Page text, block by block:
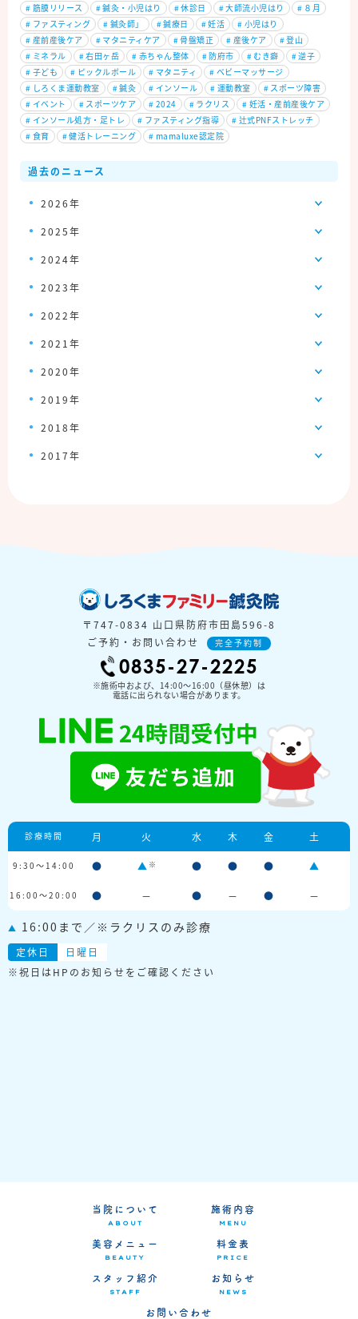
# 筋膜リリース #鍼灸・小児はり #休診日 #大師流小児はり # ８月
# ファスティング # 鍼灸師」 #鍼療日 #妊活 # 小児はり
# 産前産後ケア # マタニティケア #骨盤矯正 # 産後ケア #登山
# ミネラル #右田ヶ岳 # 赤ちゃん整体 #防府市 # むき癖 #逆子
# 子ども # ピックルボール # マタニティ # ベビーマッサージ
# しろくま運動教室 #鍼灸 # インソール # 運動教室 # スポーツ障害
# イベント # スポーツケア # 2024 # ラクリス # 妊活・産前産後ケア
# インソール処方・足トレ # ファスティング指導 # 辻式PNFストレッチ
# 食育 #健活トレーニング # mamaluxe認定院
過去のニュース
2026年
2025年
2024年
2023年
2022年
2021年
2020年
2019年
2018年
2017年
〒747-0834 山口県防府市田島596-8
ご予約・お問い合わせ
完全予約制
0835-27-2225
※施術中および、14:00〜16:00（昼休憩）は
電話に出られない場合があります。
診療時間 月 火 水 木 金 土
9:30～14:00 ● ▲ ※ ● ● ● ▲
16:00～20:00 ● － ● － ● －
▲ 16:00まで／※ラクリスのみ診療
定休日
日曜日
※祝日はHPのお知らせをご確認ください
当院について
ABOUT
施術内容
MENU
美容メニュー
BEAUTY
料金表
PRICE
スタッフ紹介
STAFF
お知らせ
NEWS
お問い合わせ